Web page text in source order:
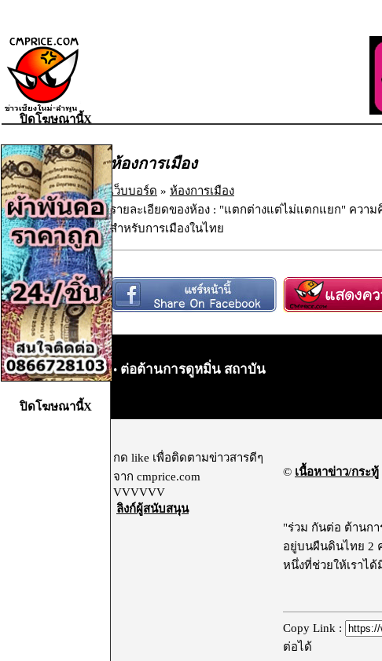
ห้องการเมือง
เว็บบอร์ด » ห้องการเมือง
รายละเอียดของห้อง : "แตกต่างแต่ไม่แตกแยก" ควา
สำหรับการเมืองในไทย
• ต่อต้านการดูหมิ่น สถาบัน
กด like เพื่อติดตามข่าวสารดีๆ
จาก cmprice.com
VVVVVV
ลิงก์ผู้สนับสนุน
© เนื้อหาข่าว/กระทู้
"ร่วม กันต่อ ต้านก
อยู่บนผืนดินไทย 2
หนึ่งที่ช่วยให้เราไ
Copy Link :
ต่อได้
ปิดโฆษณานี้X
ปิดโฆษณานี้X